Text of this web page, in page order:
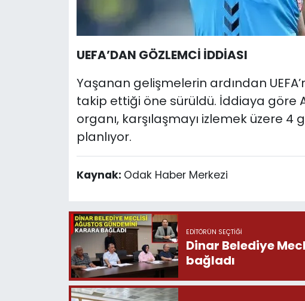
UEFA’DAN GÖZLEMCİ İDDİASI
Yaşanan gelişmelerin ardından
takip ettiği öne sürüldü. İddiaya göre
organı, karşılaşmayı izlemek üzere
planlıyor.
Kaynak: Odak Haber Merkezi
EDITÖRÜN SEÇTIĞI
Dinar Belediye
bağladı